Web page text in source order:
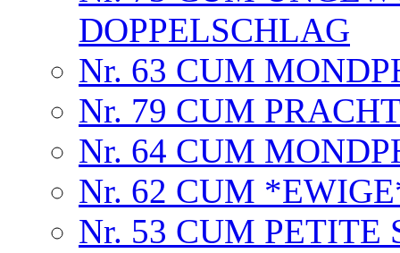
DOPPELSCHLAG
Nr. 63 CUM
Nr. 79 CUM
Nr. 64 CUM
Nr. 62 CUM
Nr. 53 CUM PETITE